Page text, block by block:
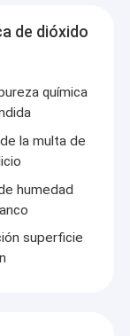
de silicio
de dióxido
química
la multa de
humedad
superficie
de fabricación